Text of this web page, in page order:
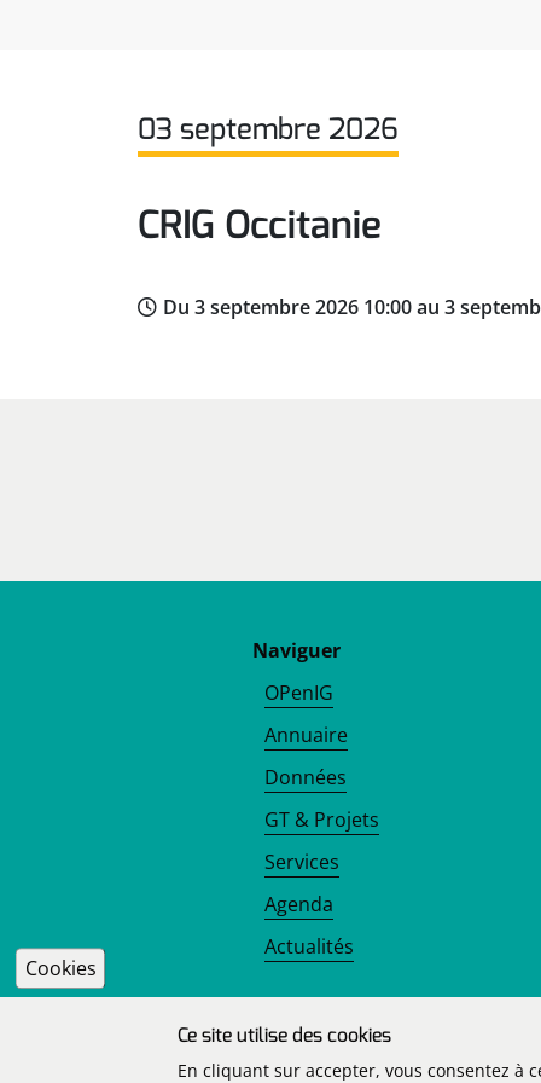
03 septembre 2026
CRIG Occitanie
Du 3 septembre 2026 10:00 au 3
Naviguer
OPenIG
Annuaire
Données
GT & Projets
Services
Agenda
Actualités
Pied de page
Cookies
Ce site utilise des cookies
En cliquant sur accepter, vous consentez à